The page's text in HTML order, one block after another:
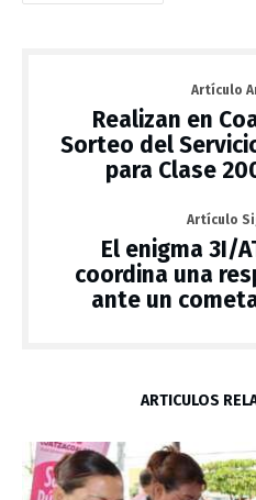
Artículo
Realizan en
Sorteo del
para Clase
Artículo
El enigma 3I/
coordina una
ante un
ARTÍCULOS